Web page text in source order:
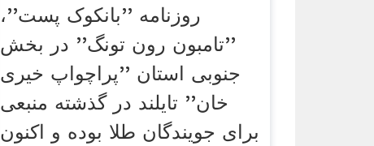
روزنامه ''بانکوک پست''،
''تامبون رون تونگ'' در بخش
جنوبی استان ''پراچواپ خیری
خان'' تایلند در گذشته منبعی
برای جویندگان طلا بوده و اکنون